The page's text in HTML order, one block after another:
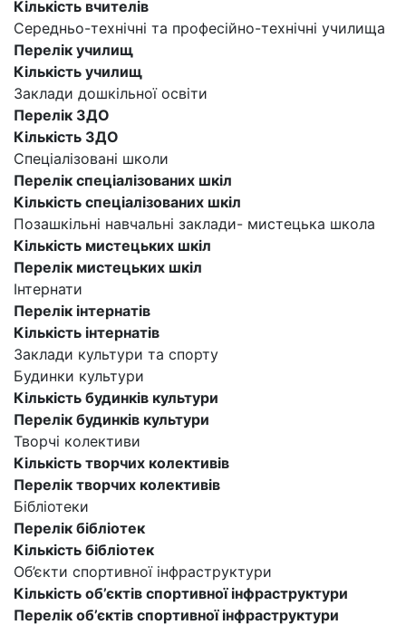
Кількість вчителів
Середньо-технічні та професійно-технічні училища
Перелік училищ
Кількість училищ
Заклади дошкільної освіти
Перелік ЗДО
Кількість ЗДО
Спеціалізовані школи
Перелік спеціалізованих шкіл
Кількість спеціалізованих шкіл
Позашкільні навчальні заклади- мистецька школа
Кількість мистецьких шкіл
Перелік мистецьких шкіл
Інтернати
Перелік інтернатів
Кількість інтернатів
Заклади культури та спорту
Будинки культури
Кількість будинків культури
Перелік будинків культури
Творчі колективи
Кількість творчих колективів
Перелік творчих колективів
Бібліотеки
Перелік бібліотек
Кількість бібліотек
Об’єкти спортивної інфраструктури
Кількість об’єктів спортивної інфраструктури
Перелік об’єктів спортивної інфраструктури